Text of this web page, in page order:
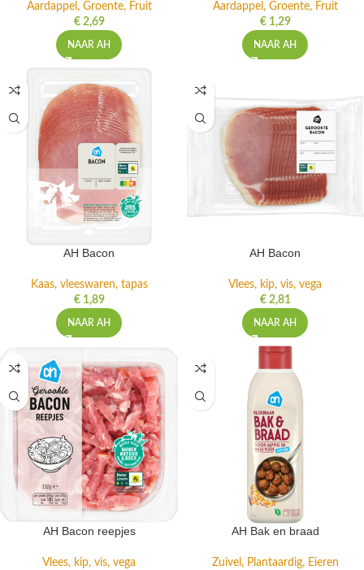
Aardappel, Groente, Fruit
€2,69
NAAR AH
Aardappel, Groente, Fruit
€1,29
NAAR AH
AH Bacon
Kaas, vleeswaren, tapas
€1,89
NAAR AH
AH Bacon
Vlees, kip, vis, vega
€2,81
NAAR AH
AH Bacon reepjes
Vlees, kip, vis, vega
AH Bak en braad
Zuivel, Plantaardig, Eieren